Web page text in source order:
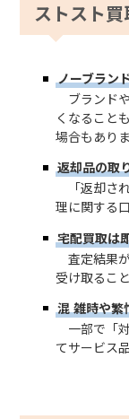
ストスト
ノーブラン
ブランド
くなること
場合もありま
返却品の取
「返却さ
理に関する
宅配買取は
査定結果
受け取るこ
混 雑時や繁
一部で「
てサービス